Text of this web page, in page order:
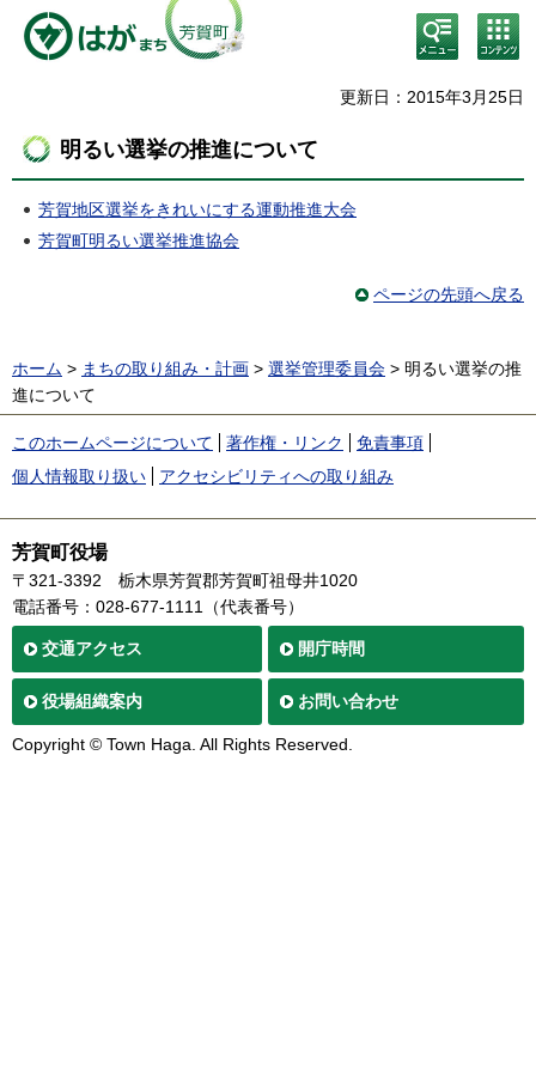
検
索・
メニ
コン
テン
ニュ
更新日：2015年3月25日
明るい選挙の推進について
芳賀地区選挙をきれいにする運動推進大会
芳賀町明るい選挙推進協会
ページの先頭へ戻る
ホーム > まちの取り組み・計画 > 選挙管理委員会 > 明るい選挙の推
進について
このホームページについて 著作権・リンク
免責事項
個人情報取り扱い
アクセシビリティへの取り組み
芳賀町役場
〒321-3392
栃木県芳賀郡芳賀町祖母井1020
電話番号：028-677-1111（代表番号）
交通アクセス 開庁時間
役場組織案内 お問い合わせ
Copyright © Town Haga. All Rights Reserved.